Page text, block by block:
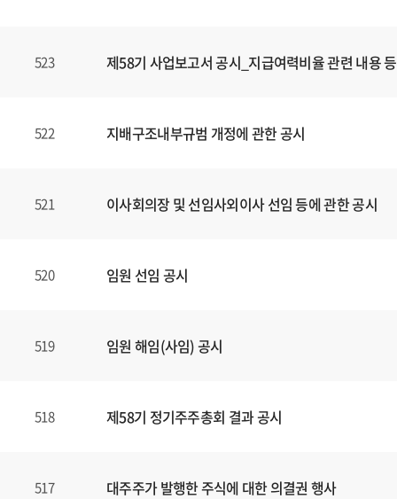
523 제58기 사업보고서 공시_지급여력비율 관련 내용
522 지배구조내부규범 개정에 관한 공시
521 이사회의장 및 선임사외이사 선임 등에 관한 공시
520 임원 선임 공시
519 임원 해임(사임) 공시
518 제58기 정기주주총회 결과 공시
517 대주주가 발행한 주식에 대한 의결권 행사